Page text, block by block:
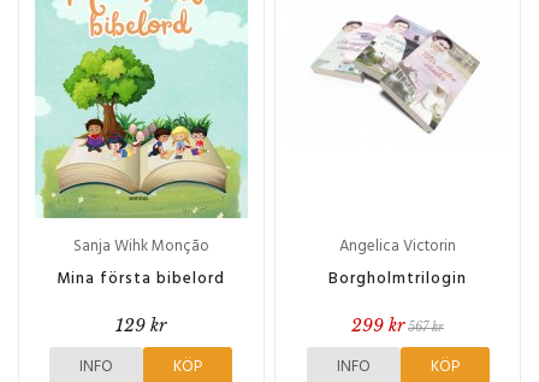
Sanja Wihk Monção
Mina första bibelord
129 kr
INFO KÖP
Angelica Victorin
Borgholmtrilogin
299 kr 567 kr
INFO KÖP